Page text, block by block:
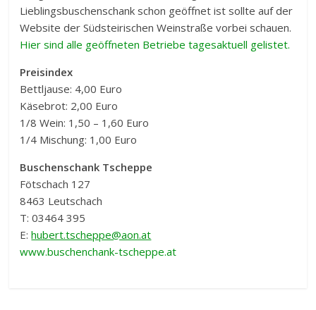
Lieblingsbuschenschank schon geöffnet ist sollte auf der
Website der Südsteirischen Weinstraße vorbei schauen.
Hier sind alle geöffneten Betriebe tagesaktuell gelistet.
Preisindex
Bettljause: 4,00 Euro
Käsebrot: 2,00 Euro
1/8 Wein: 1,50 – 1,60 Euro
1/4 Mischung: 1,00 Euro
Buschenschank Tscheppe
Fötschach 127
8463 Leutschach
T: 03464 395
E:hubert.tscheppe@aon.at
www.buschenchank-tscheppe.at